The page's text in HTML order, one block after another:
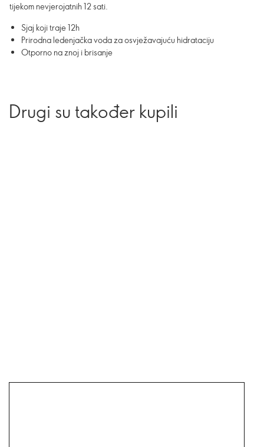
tijekom nevjerojatnih 12 sati.
Sjaj koji traje 12h
Prirodna ledenjačka voda za osvježavajuću hidrataciju
Otporno na znoj i brisanje
Drugi su također kupili